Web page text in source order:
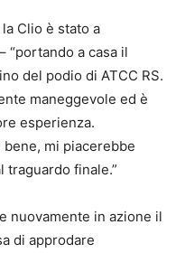
Clio è stato a
“portando a casa il
del podio di ATCC RS.
maneggevole ed è
esperienza.
mi piacerebbe
finale.”
nuovamente in azione il
di approdare